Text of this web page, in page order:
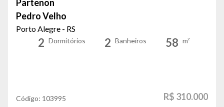
Partenon
Pedro Velho
Porto Alegre - RS
2 Dormitórios 2 Banheiros 58 m²
Código: 103995 R$ 310.000